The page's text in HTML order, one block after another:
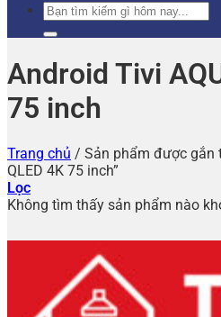
Tìm
kiếm:
Android Tivi
75 inch
Trang chủ / Sản phẩm được gắn
QLED 4K 75 inch”
Lọc
Không tìm thấy sản phẩm nào